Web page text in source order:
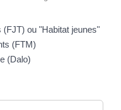
ou "Habitat jeunes"
(FTM)
(Dalo)